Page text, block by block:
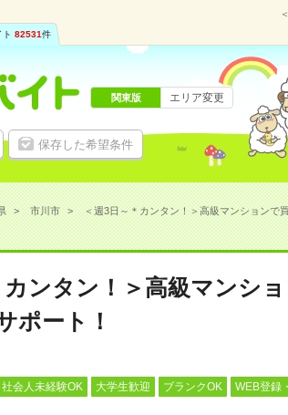
ト 82531件
保存した希望条件
関東版 エリア変更
市川市 ＜週3日～＊カンタン！＞高級マンションで
カンタン！＞高級マンシ
ポート！
社会人未経験OK 大学生歓迎 ブランクOK WEB登録